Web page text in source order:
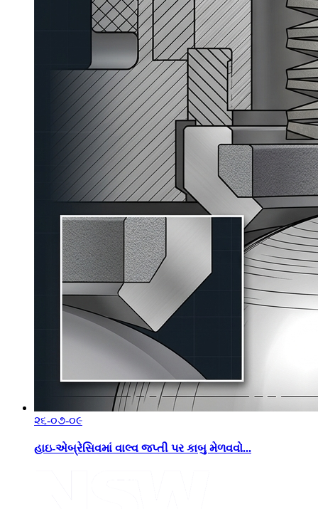
૨૬-૦૭-૦૯
હાઇ-એબ્રેસિવમાં વાલ્વ જપ્તી પર કાબુ મેળવવો...